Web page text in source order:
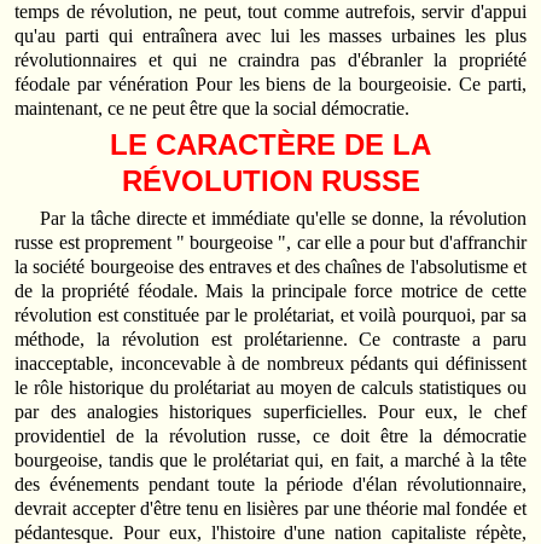
temps de révolution, ne peut, tout comme autrefois, servir d'appui
qu'au parti qui entraînera avec lui les masses urbaines les plus
révolutionnaires et qui ne craindra pas d'ébranler la propriété
féodale par vénération Pour les biens de la bourgeoisie. Ce parti,
maintenant, ce ne peut être que la social démocratie.
LE CARACTÈRE DE LA
RÉVOLUTION RUSSE
Par la tâche directe et immédiate qu'elle se donne, la révolution
russe est proprement " bourgeoise ", car elle a pour but d'affranchir
la société bourgeoise des entraves et des chaînes de l'absolutisme et
de la propriété féodale. Mais la principale force motrice de cette
révolution est constituée par le prolétariat, et voilà pourquoi, par sa
méthode, la révolution est prolétarienne. Ce contraste a paru
inacceptable, inconcevable à de nombreux pédants qui définissent
le rôle historique du prolétariat au moyen de calculs statistiques ou
par des analogies historiques superficielles. Pour eux, le chef
providentiel de la révolution russe, ce doit être la démocratie
bourgeoise, tandis que le prolétariat qui, en fait, a marché à la tête
des événements pendant toute la période d'élan révolutionnaire,
devrait accepter d'être tenu en lisières par une théorie mal fondée et
pédantesque. Pour eux, l'histoire d'une nation capitaliste répète,